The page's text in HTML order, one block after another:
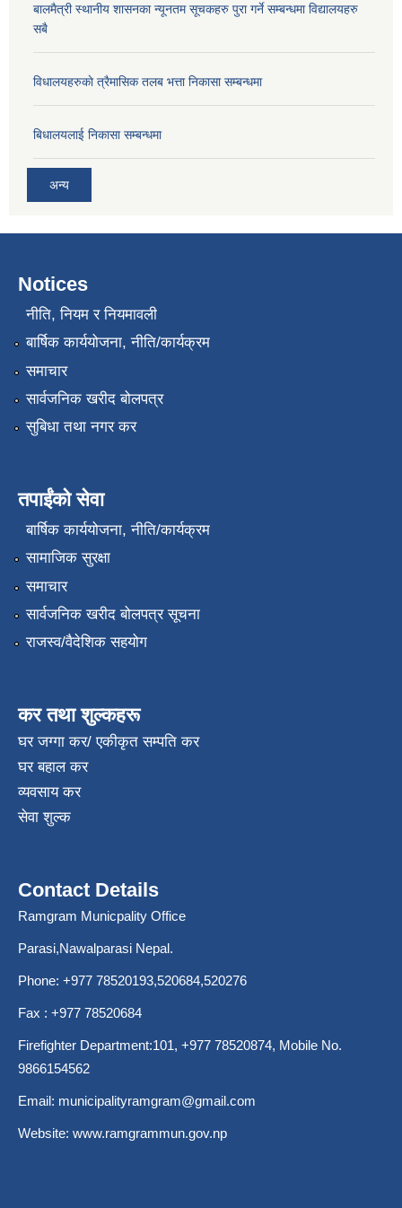
बालमैत्री स्थानीय शासनका न्यूनतम सूचकहरु पुरा गर्ने सम्बन्धमा विद्यालयहरु
सबै
विधालयहरुकाे त्रैमासिक तलब भत्ता निकासा सम्बन्धमा
बिधालयलाई निकासा सम्बन्धमा
अन्य
Notices
नीति, नियम र नियमावली
बार्षिक कार्ययोजना, नीति/कार्यक्रम
समाचार
सार्वजनिक खरीद बोलपत्र
सुबिधा तथा नगर कर
तपाईंको सेवा
बार्षिक कार्ययोजना, नीति/कार्यक्रम
सामाजिक सुरक्षा
समाचार
सार्वजनिक खरीद बोलपत्र सूचना
राजस्व/वैदेशिक सहयोग
कर तथा शुल्कहरू
घर जग्गा कर/ एकीकृत सम्पति कर
घर बहाल कर
व्यवसाय कर
सेवा शुल्क
Contact Details
Ramgram Municpality Office
Parasi,Nawalparasi Nepal.
Phone: +977 78520193,520684,520276
Fax : +977 78520684
Firefighter Department:101, +977 78520874, Mobile No.
9866154562
Email: municipalityramgram@gmail.com
Website: www.ramgrammun.gov.np